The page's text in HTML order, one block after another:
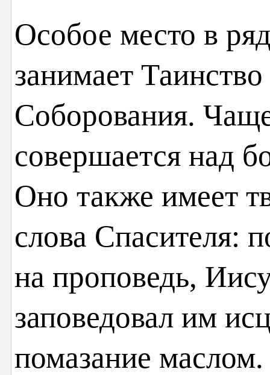
Особое место в
занимает
Соборования.
совершается над
Оно также имеет
слова Спасителя:
на проповедь,
заповедовал им
помазание